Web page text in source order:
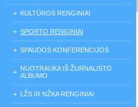
KULTŪROS RENGINIAI
SPORTO RENGINIAI
SPAUDOS KONFERENCIJOS
NUOTRAUKA IŠ ŽURNALISTO
ALBUMO
LŽS IR NŽKA RENGINIAI